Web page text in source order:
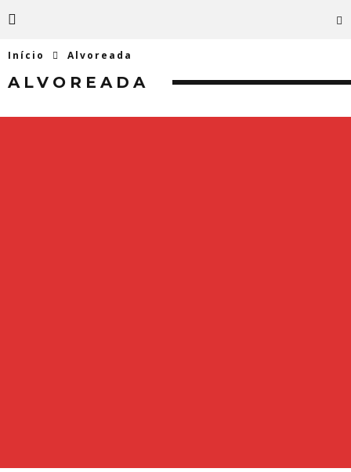
Início Alvoreada
ALVOREADA